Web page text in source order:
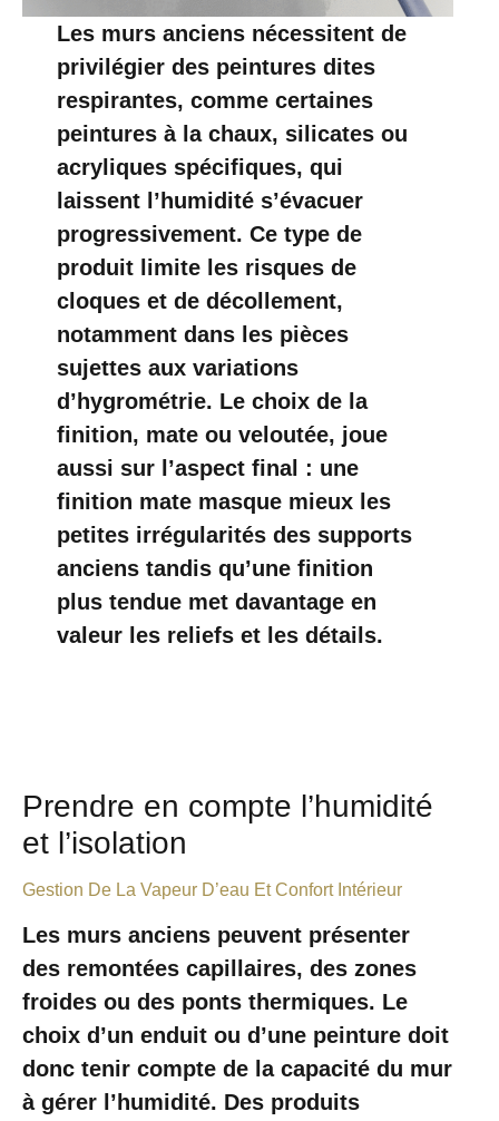
Les murs anciens nécessitent de
privilégier des peintures dites
respirantes, comme certaines
peintures à la chaux, silicates ou
acryliques spécifiques, qui
laissent l’humidité s’évacuer
progressivement. Ce type de
produit limite les risques de
cloques et de décollement,
notamment dans les pièces
sujettes aux variations
d’hygrométrie. Le choix de la
finition, mate ou veloutée, joue
aussi sur l’aspect final : une
finition mate masque mieux les
petites irrégularités des supports
anciens tandis qu’une finition
plus tendue met davantage en
valeur les reliefs et les détails.
Prendre en compte l’humidité
et l’isolation
Gestion De La Vapeur D’eau Et Confort Intérieur
Les murs anciens peuvent présenter
des remontées capillaires, des zones
froides ou des ponts thermiques. Le
choix d’un enduit ou d’une peinture doit
donc tenir compte de la capacité du mur
à gérer l’humidité. Des produits